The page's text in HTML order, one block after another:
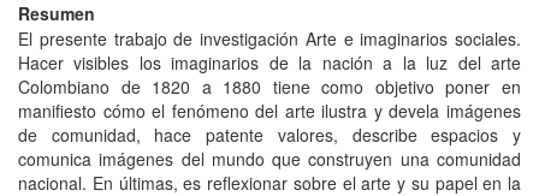
Resumen
El presente trabajo de investigación Arte e imaginarios sociales.
Hacer visibles los imaginarios de la nación a la luz del arte
Colombiano de 1820 a 1880 tiene como objetivo poner en
manifiesto cómo el fenómeno del arte ilustra y devela imágenes
de comunidad, hace patente valores, describe espacios y
comunica imágenes del mundo que construyen una comunidad
nacional. En últimas, es reflexionar sobre el arte y su papel en la